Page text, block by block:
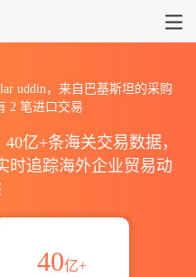
uddin，来自巴基斯坦的采购
2笔进口交易
亿+条海关交易数据，
时追踪海外企业贸易动
40亿+